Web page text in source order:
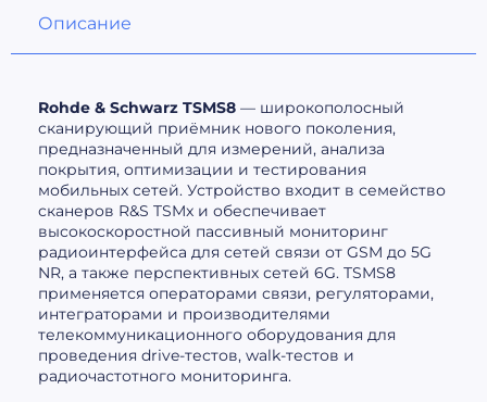
Описание
Rohde & Schwarz TSMS8 — широкополосный
сканирующий приёмник нового поколения,
предназначенный для измерений, анализа
покрытия, оптимизации и тестирования
мобильных сетей. Устройство входит в семейство
сканеров R&S TSMx и обеспечивает
высокоскоростной пассивный мониторинг
радиоинтерфейса для сетей связи от GSM до 5G
NR, а также перспективных сетей 6G. TSMS8
применяется операторами связи, регуляторами,
интеграторами и производителями
телекоммуникационного оборудования для
проведения drive-тестов, walk-тестов и
радиочастотного мониторинга.